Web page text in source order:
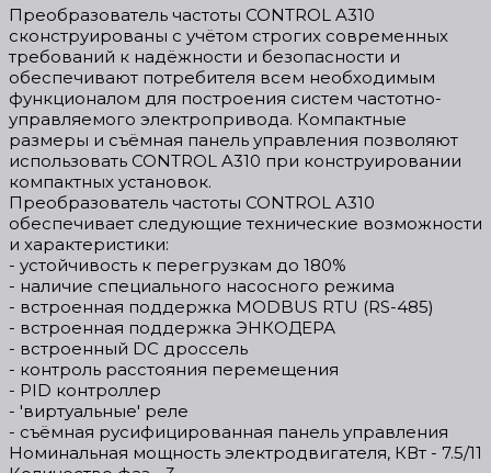
Преобразователь частоты CONTROL A310
сконструированы с учётом строгих современных
требований к надёжности и безопасности и
обеспечивают потребителя всем необходимым
функционалом для построения систем частотно-
управляемого электропривода. Компактные
размеры и съёмная панель управления позволяют
использовать CONTROL A310 при конструировании
компактных установок.
Преобразователь частоты CONTROL A310
обеспечивает следующие технические возможности
и характеристики:
- устойчивость к перегрузкам до 180%
- наличие специального насосного режима
- встроенная поддержка MODBUS RTU (RS-485)
- встроенная поддержка ЭНКОДЕРА
- встроенный DC дроссель
- контроль расстояния перемещения
- PID контроллер
- 'виртуальные' реле
- съёмная русифицированная панель управления
Номинальная мощность электродвигателя, КВт - 7.5/11